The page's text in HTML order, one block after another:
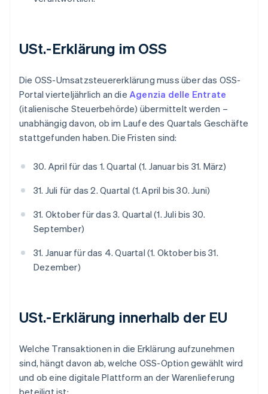
USt.-Erklärung im OSS
Die OSS-Umsatzsteuererklärung muss über das OSS-
Portal vierteljährlich an die Agenzia delle Entrate
(italienische Steuerbehörde) übermittelt werden –
unabhängig davon, ob im Laufe des Quartals Geschäfte
stattgefunden haben. Die Fristen sind:
30. April für das 1. Quartal (1. Januar bis 31. März)
31. Juli für das 2. Quartal (1. April bis 30. Juni)
31. Oktober für das 3. Quartal (1. Juli bis 30.
September)
31. Januar für das 4. Quartal (1. Oktober bis 31.
Dezember)
USt.-Erklärung innerhalb der EU
Welche Transaktionen in die Erklärung aufzunehmen
sind, hängt davon ab, welche OSS-Option gewählt wird
und ob eine digitale Plattform an der Warenlieferung